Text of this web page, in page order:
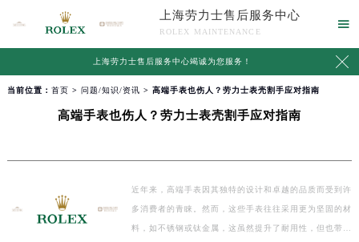
上海劳力士售后服务中心
ROLEX MAINTENANCE

上海劳力士售后服务中心竭诚为您服务！ 
当前位置： 首页 > 问题/知识/资讯 > 高端手表也伤人？劳力士表壳割手应对指南
高端手表也伤人？劳力士表壳割手应对指南
近年来，高端手表因其独特的设计和卓越的品质而受到许
多消费者的青睐。然而，这些手表往往采用更为坚固的材
料，如不锈钢或钛金属，这虽然提升了耐用性，但也带来